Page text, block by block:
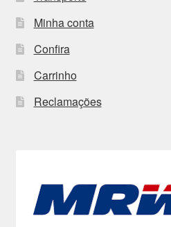
Minha conta
Confira
Carrinho
Reclamações